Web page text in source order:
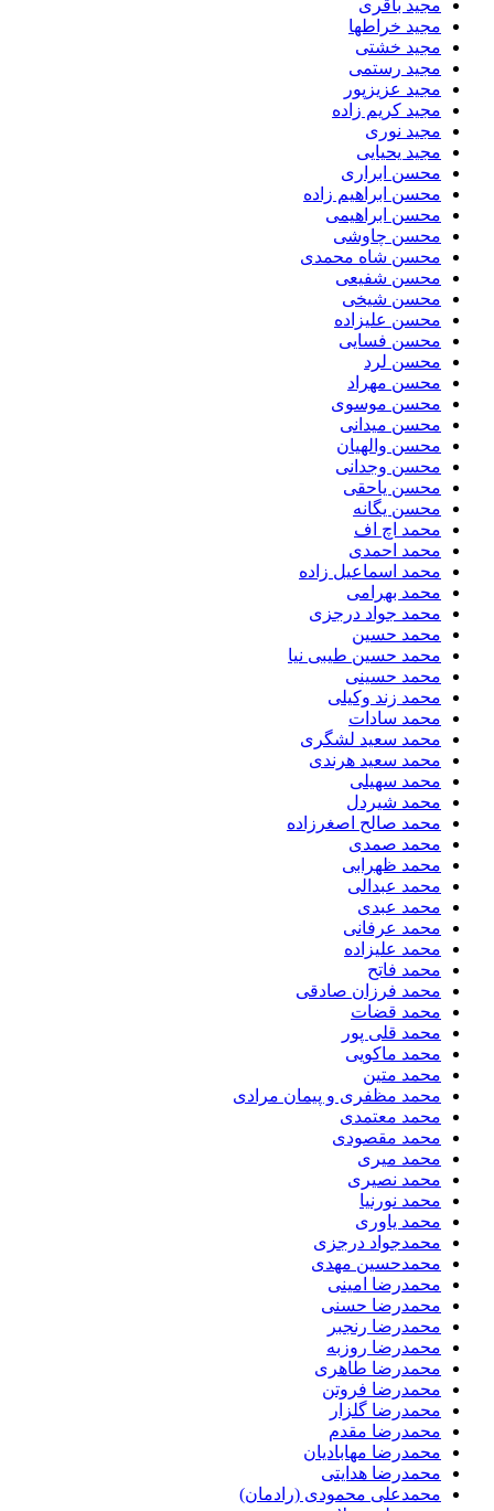
مجید باقری
مجید خراطها
مجید خشتی
مجید رستمی
مجید عزیزپور
مجید کریم زاده
مجید نوری
مجید یحیایی
محسن ابراری
محسن ابراهیم زاده
محسن ابراهیمی
محسن چاوشی
محسن شاه محمدی
محسن شفیعی
محسن شیخی
محسن علیزاده
محسن فسایی
محسن لرد
محسن مهراد
محسن موسوی
محسن میدانی
محسن والهیان
محسن وجدانی
محسن یاحقی
محسن یگانه
محمد اچ اف
محمد احمدی
محمد اسماعیل زاده
محمد بهرامی
محمد جواد درجزی
محمد حسین
محمد حسین طیبی نیا
محمد حسینی
محمد زند وکیلی
محمد سادات
محمد سعید لشگری
محمد سعید هرندی
محمد سهیلی
​محمد شیردل
محمد صالح اصغرزاده
محمد صمدی
محمد ظهرابی
محمد عبدالی
محمد عبدی
محمد عرفانی
محمد علیزاده
محمد فاتح
محمد فرزان صادقی
محمد قضات
محمد قلی پور
محمد ماکویی
محمد متین
محمد مظفری و پیمان مرادی
محمد معتمدی
محمد مقصودی
محمد میری
محمد نصیری
محمد نورنیا
محمد یاوری
محمدجواد درجزی
محمدحسین مهدی
محمدرضا امینی
محمدرضا حسنی
محمدرضا رنجبر
محمدرضا روزبه
محمدرضا طاهری
محمدرضا فروتن
محمدرضا گلزار
محمدرضا مقدم
محمدرضا مهابادیان
محمدرضا هدایتی
محمدعلی محمودی (رادمان)